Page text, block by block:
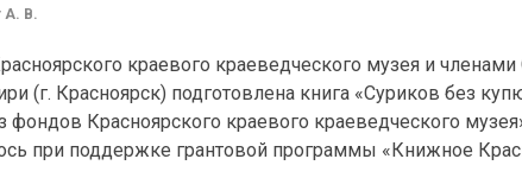
А. В.
краевого краеведческого музея и
(г. Красноярск) подготовлена книга «Суриков без
фондов Красноярского краевого краеведческого
при поддержке грантовой программы «Книжное